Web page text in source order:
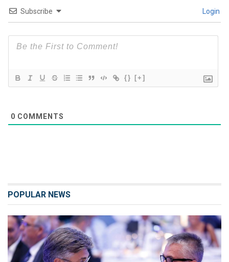
Subscribe Login
{} [+]
0 COMMENTS
POPULAR NEWS